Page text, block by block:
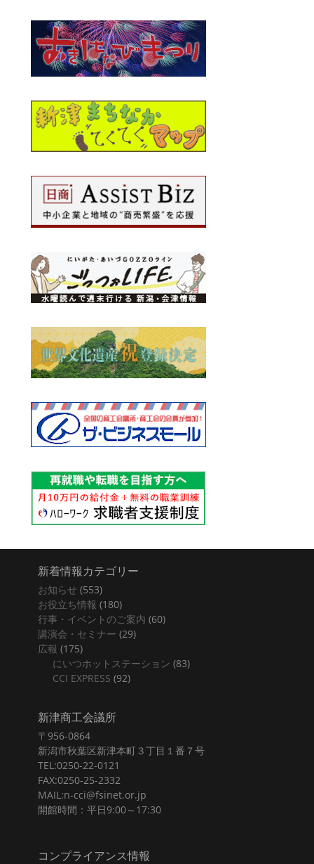
新着情報カテゴリー
お知らせ (553)
お役立ち情報 (180)
行事・イベントのご案内 (60)
講演会・セミナー (29)
広報 (175)
にいつホットステーション (83)
CCI EXPRESS (92)
新津商工会議所
〒956-0864
新潟市秋葉区新津本町３丁目１番７号
TEL:0250-22-0121
FAX:0250-25-2332
MAIL:n-cci@fsinet.or.jp
開館時間：平日9:00～17:30
コンプライアンス情報